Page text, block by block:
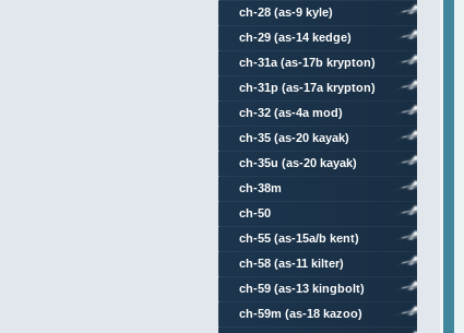
kegler)
ch-28 (as-9 kyle)
ch-29 (as-14 kedge)
ch-31a (as-17b krypton)
ch-31p (as-17a krypton)
ch-32 (as-4a mod)
ch-35 (as-20 kayak)
ch-35u (as-20 kayak)
ch-38m
ch-50
ch-55 (as-15a/b kent)
ch-58 (as-11 kilter)
ch-59 (as-13 kingbolt)
ch-59m (as-18 kazoo)